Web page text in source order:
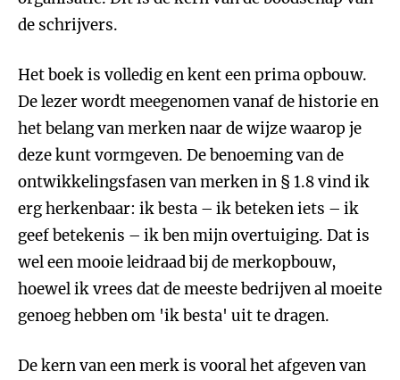
de schrijvers.
Het boek is volledig en kent een prima opbouw.
De lezer wordt meegenomen vanaf de historie en
het belang van merken naar de wijze waarop je
deze kunt vormgeven. De benoeming van de
ontwikkelingsfasen van merken in § 1.8 vind ik
erg herkenbaar: ik besta – ik beteken iets – ik
geef betekenis – ik ben mijn overtuiging. Dat is
wel een mooie leidraad bij de merkopbouw,
hoewel ik vrees dat de meeste bedrijven al moeite
genoeg hebben om 'ik besta' uit te dragen.
De kern van een merk is vooral het afgeven van